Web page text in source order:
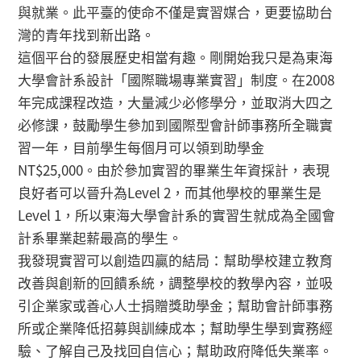
與就業。此平臺的使命不僅是實習媒合，更要協助台
灣的青年找到新出路。
這個平台的發展歷史相當有趣。剛開始我只是為東海
大學會計系設計「國際職場專業實習」制度。在2008
年完成課程改造，大量減少必修學分，並取消大四之
必修課，鼓勵學生參加到國際型會計師事務所全職實
習一年，目前學生每個月可以領到助學金
NT$25,000。由於參加實習的畢業生年資採計，表現
良好者可以晉升為Level 2，而其他學校的畢業生是
Level 1，所以東海大學會計系的實習生就成為全國會
計系畢業起薪最高的學生。
我發現實習可以創造四贏的結局：幫助學校建立教育
改善與創新的回饋系統，調整學校的教學內容，並吸
引企業家或善心人士捐贈獎助學金；幫助會計師事務
所或企業降低招募與訓練成本；幫助學生學到實務經
驗、了解自己及找回自信心；幫助政府降低失業率。